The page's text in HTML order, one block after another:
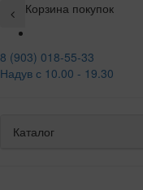
Корзина покупок
8 (903) 018-55-33
Надув с 10.00 - 19.30
Каталог